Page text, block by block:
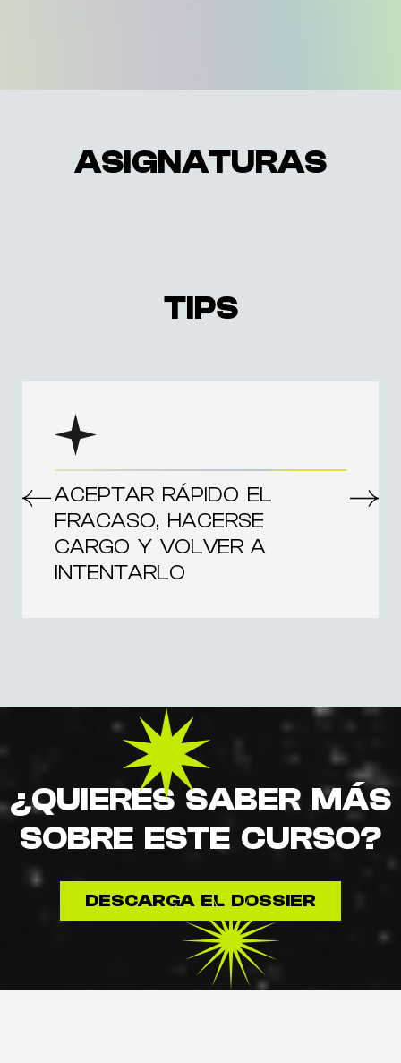
ASIGNATURAS
TIPS
ACEPTAR RÁPIDO EL
FRACASO, HACERSE
CARGO Y VOLVER A
INTENTARLO
¿QUIERES SABER MÁS
SOBRE ESTE CURSO?
DESCARGA EL DOSSIER